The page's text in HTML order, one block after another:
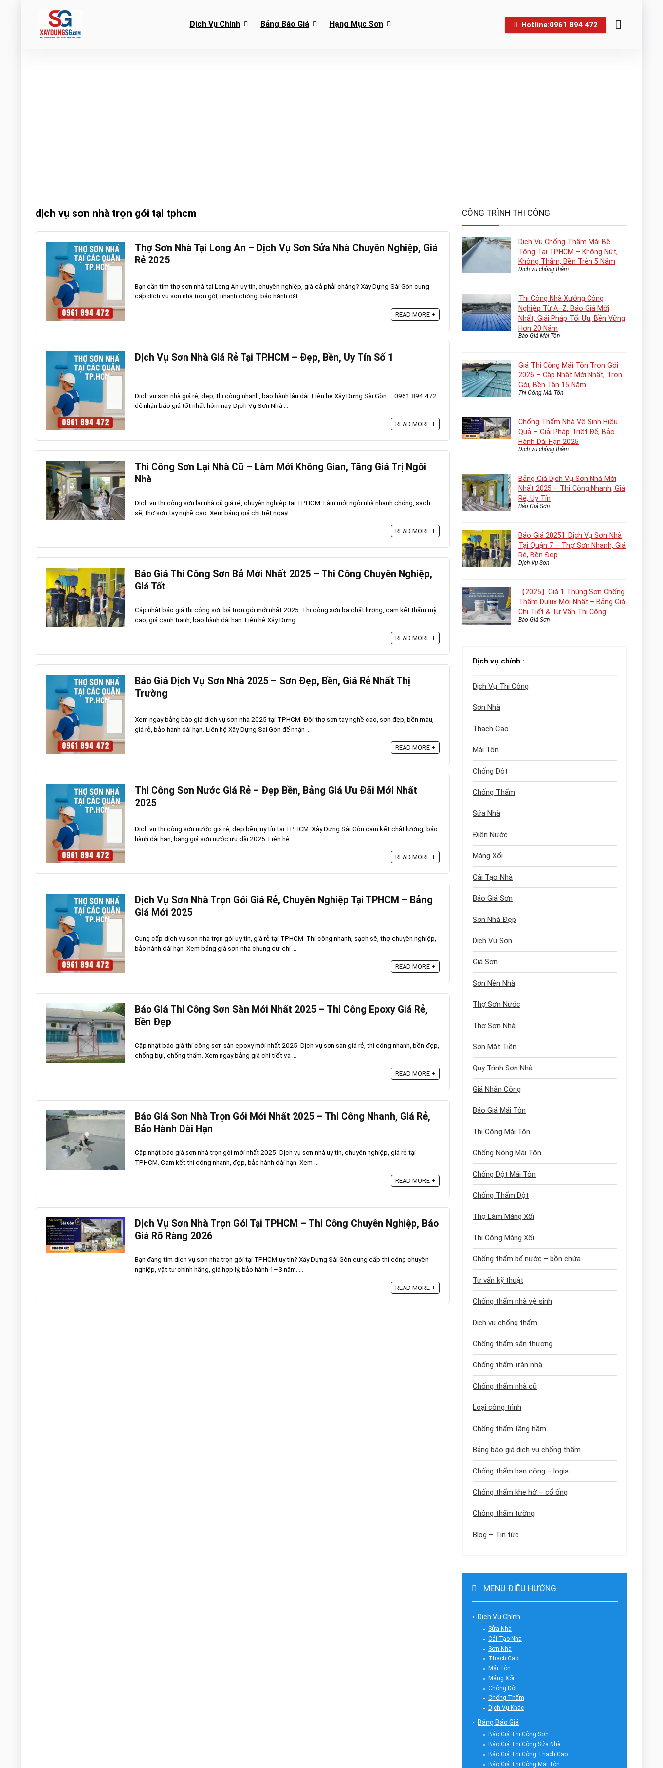
Dịch Vụ Chính Bảng Báo Giá Hạng Mục Sơn Hotline:0961 894 472
dịch vụ sơn nhà trọn gói tại tphcm
Thợ Sơn Nhà Tại Long An – Dịch Vụ Sơn Sửa Nhà Chuyên Nghiệp, Giá
Rẻ 2025
Bạn cần tìm thợ sơn nhà tại Long An uy tín, chuyên nghiệp, giá cả phải chăng? Xây Dựng Sài Gòn cung
cấp dịch vụ sơn nhà trọn gói, nhanh chóng, bảo hành dài ...
READ MORE +
Dịch Vụ Sơn Nhà Giá Rẻ Tại TP.HCM – Đẹp, Bền, Uy Tín Số 1
Dịch vụ sơn nhà giá rẻ, đẹp, thi công nhanh, bảo hành lâu dài. Liên hệ Xây Dựng Sài Gòn – 0961 894 472
để nhận báo giá tốt nhất hôm nay. Dịch Vụ Sơn Nhà ...
READ MORE +
Thi Công Sơn Lại Nhà Cũ – Làm Mới Không Gian, Tăng Giá Trị Ngôi
Nhà
Dịch vụ thi công sơn lại nhà cũ giá rẻ, chuyên nghiệp tại TPHCM. Làm mới ngôi nhà nhanh chóng, sạch
sẽ, thợ sơn tay nghề cao. Xem bảng giá chi tiết ngay! ...
READ MORE +
Báo Giá Thi Công Sơn Bả Mới Nhất 2025 – Thi Công Chuyên Nghiệp,
Giá Tốt
Cập nhật báo giá thi công sơn bả trọn gói mới nhất 2025. Thi công sơn bả chất lượng, cam kết thẩm mỹ
cao, giá cạnh tranh, bảo hành dài hạn. Liên hệ Xây Dựng ...
READ MORE +
Báo Giá Dịch Vụ Sơn Nhà 2025 – Sơn Đẹp, Bền, Giá Rẻ Nhất Thị
Trường
Xem ngay bảng báo giá dịch vụ sơn nhà 2025 tại TPHCM. Đội thợ sơn tay nghề cao, sơn đẹp, bền màu,
giá rẻ, bảo hành dài hạn. Liên hệ Xây Dựng Sài Gòn để nhận ...
READ MORE +
Thi Công Sơn Nước Giá Rẻ – Đẹp Bền, Bảng Giá Ưu Đãi Mới Nhất
2025
Dịch vụ thi công sơn nước giá rẻ, đẹp bền, uy tín tại TPHCM. Xây Dựng Sài Gòn cam kết chất lượng, bảo
hành dài hạn, bảng giá sơn nước ưu đãi 2025. Liên hệ ...
READ MORE +
Dịch Vụ Sơn Nhà Trọn Gói Giá Rẻ, Chuyên Nghiệp Tại TPHCM – Bảng
Giá Mới 2025
Cung cấp dịch vụ sơn nhà trọn gói uy tín, giá rẻ tại TPHCM. Thi công nhanh, sạch sẽ, thợ chuyên nghiệp,
bảo hành dài hạn. Xem bảng giá sơn nhà chung cư chi ...
READ MORE +
Báo Giá Thi Công Sơn Sàn Mới Nhất 2025 – Thi Công Epoxy Giá Rẻ,
Bền Đẹp
Cập nhật báo giá thi công sơn sàn epoxy mới nhất 2025. Dịch vụ sơn sàn giá rẻ, thi công nhanh, bền đẹp,
chống bụi, chống thấm. Xem ngay bảng giá chi tiết và ...
READ MORE +
Báo Giá Sơn Nhà Trọn Gói Mới Nhất 2025 – Thi Công Nhanh, Giá Rẻ,
Bảo Hành Dài Hạn
Cập nhật báo giá sơn nhà trọn gói mới nhất 2025. Dịch vụ sơn nhà uy tín, chuyên nghiệp, giá rẻ tại
TPHCM. Cam kết thi công nhanh, đẹp, bảo hành dài hạn. Xem ...
READ MORE +
Dịch Vụ Sơn Nhà Trọn Gói Tại TPHCM – Thi Công Chuyên Nghiệp, Báo
Giá Rõ Ràng 2026
Bạn đang tìm dịch vụ sơn nhà trọn gói tại TPHCM uy tín? Xây Dựng Sài Gòn cung cấp thi công chuyên
nghiệp, vật tư chính hãng, giá hợp lý, bảo hành 1–3 năm. ...
READ MORE +
CÔNG TRÌNH THI CÔNG
Dịch Vụ Chống Thấm Mái Bê
Tông Tại TP.HCM – Không Nứt,
Không Thấm, Bền Trên 5 Năm
Dịch vụ chống thấm
Thi Công Nhà Xưởng Công
Nghiệp Từ A–Z: Báo Giá Mới
Nhất, Giải Pháp Tối Ưu, Bền Vững
Hơn 20 Năm
Báo Giá Mái Tôn
Giá Thi Công Mái Tôn Trọn Gói
2026 – Cập Nhật Mới Nhất, Trọn
Gói, Bền Tận 15 Năm
Thi Công Mái Tôn
Chống Thấm Nhà Vệ Sinh Hiệu
Quả – Giải Pháp Triệt Để, Bảo
Hành Dài Hạn 2025
Dịch vụ chống thấm
Bảng Giá Dịch Vụ Sơn Nhà Mới
Nhất 2025 – Thi Công Nhanh, Giá
Rẻ, Uy Tín
Báo Giá Sơn
Báo Giá 2025】Dịch Vụ Sơn Nhà
Tại Quận 7 – Thợ Sơn Nhanh, Giá
Rẻ, Bền Đẹp
Dịch Vụ Sơn
【2025】Giá 1 Thùng Sơn Chống
Thấm Dulux Mới Nhất – Bảng Giá
Chi Tiết & Tư Vấn Thi Công
Báo Giá Sơn
Dịch vụ chính :
Dịch Vụ Thi Công
Sơn Nhà
Thạch Cao
Mái Tôn
Chống Dột
Chống Thấm
Sửa Nhà
Điện Nước
Máng Xối
Cải Tạo Nhà
Báo Giá Sơn
Sơn Nhà Đẹp
Dịch Vụ Sơn
Giá Sơn
Sơn Nền Nhà
Thợ Sơn Nước
Thợ Sơn Nhà
Sơn Mặt Tiền
Quy Trình Sơn Nhà
Giá Nhân Công
Báo Giá Mái Tôn
Thi Công Mái Tôn
Chống Nóng Mái Tôn
Chống Dột Mái Tôn
Chống Thấm Dột
Thợ Làm Máng Xối
Thi Công Máng Xối
Chống thấm bể nước – bồn chứa
Tư vấn kỹ thuật
Chống thấm nhà vệ sinh
Dịch vụ chống thấm
Chống thấm sân thượng
Chống thấm trần nhà
Chống thấm nhà cũ
Loại công trình
Chống thấm tầng hầm
Bảng báo giá dịch vụ chống thấm
Chống thấm ban công – logia
Chống thấm khe hở – cổ ống
Chống thấm tường
Blog – Tin tức
MENU ĐIỀU HƯỚNG
Dịch Vụ Chính
Sửa Nhà
Cải Tạo Nhà
Sơn Nhà
Thạch Cao
Mái Tôn
Máng Xối
Chống Dột
Chống Thấm
Dịch Vụ Khác
Bảng Báo Giá
Báo Giá Thi Công Sơn
Báo Giá Thi Công Sửa Nhà
Báo Giá Thi Công Thạch Cao
Báo Giá Thi Công Mái Tôn